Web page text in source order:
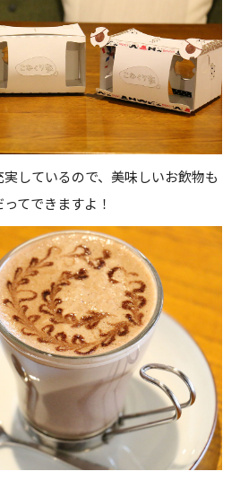
しているので、美味しいお飲物も
てできますよ！